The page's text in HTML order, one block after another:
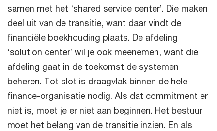
samen met het ‘shared service center’. Die maken
deel uit van de transitie, want daar vindt de
financiële boekhouding plaats. De afdeling
‘solution center’ wil je ook meenemen, want die
afdeling gaat in de toekomst de systemen
beheren. Tot slot is draagvlak binnen de hele
finance-organisatie nodig. Als dat commitment er
niet is, moet je er niet aan beginnen. Het bestuur
moet het belang van de transitie inzien. En als